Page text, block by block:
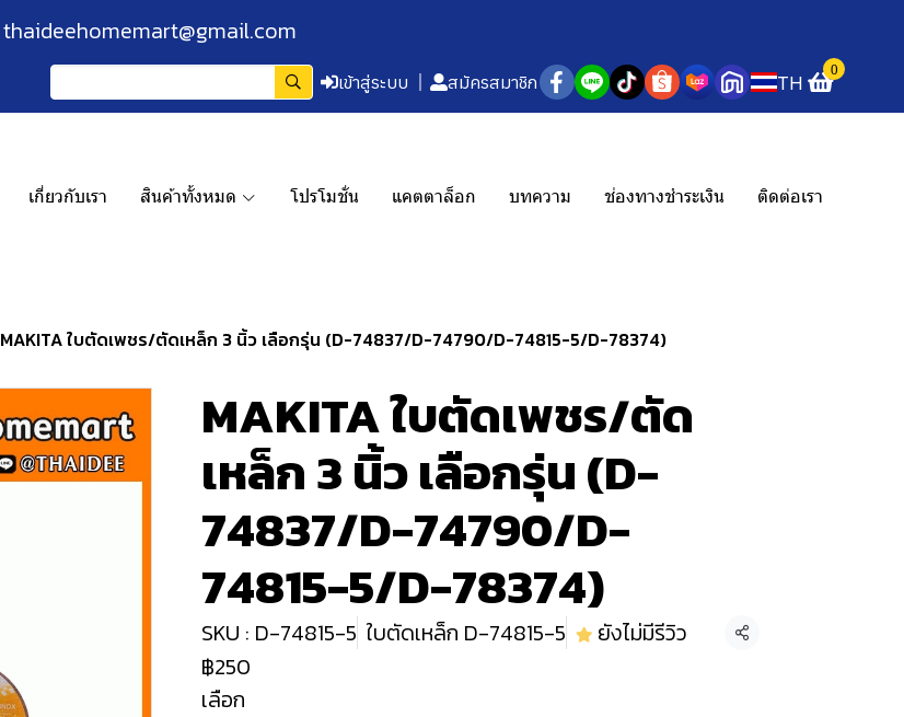
thaideehomemart@gmail.com
เข้าสู่ระบบ สมัครสมาชิก TH 0
เกี่ยวกับเรา สินค้าทั้งหมด โปรโมชั่น แคตตาล็อก บทความ ช่องทางชำระเงิน ติดต่อเรา
MAKITA ใบตัดเพชร/ตัดเหล็ก 3 นิ้ว เลือกรุ่น (D-74837/D-74790/D-74815-5/D-78374)
MAKITA ใบตัดเพชร/ตัด
เหล็ก 3 นิ้ว เลือกรุ่น (D-
74837/D-74790/D-
74815-5/D-78374)
SKU : D-74815-5 ใบตัดเหล็ก D-74815-5 ยังไม่มีรีวิว แชร์
฿250
เลือก